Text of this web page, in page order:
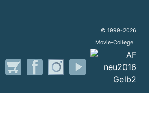
© 1999-2026
Movie-College